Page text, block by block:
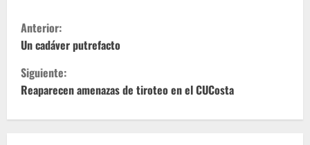
S
i
g
Anterior:
Un cadáver putrefacto
Siguiente:
Reaparecen amenazas de tiroteo en el CUCosta